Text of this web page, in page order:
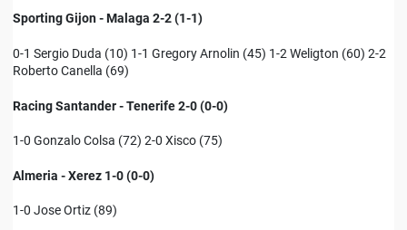
Sporting Gijon - Malaga 2-2 (1-1)
0-1 Sergio Duda (10) 1-1 Gregory Arnolin (45) 1-2 Weligton (60) 2-2
Roberto Canella (69)
Racing Santander - Tenerife 2-0 (0-0)
1-0 Gonzalo Colsa (72) 2-0 Xisco (75)
Almeria - Xerez 1-0 (0-0)
1-0 Jose Ortiz (89)